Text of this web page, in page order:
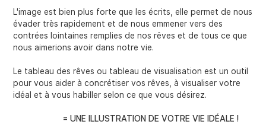
L'image est bien plus forte que les écrits, elle permet de nous
évader très rapidement et de nous emmener vers des
contrées lointaines remplies de nos rêves et de tous ce que
nous aimerions avoir dans notre vie.
Le tableau des rêves ou tableau de visualisation est un outil
pour vous aider à concrétiser vos rêves, à visualiser votre
idéal et à vous habiller selon ce que vous désirez.
= UNE ILLUSTRATION DE VOTRE VIE IDÉALE !